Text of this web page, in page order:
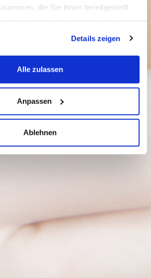
die Sie ihnen bereitgestellt
Details zeigen
Alle zulassen
Anpassen
Ablehnen